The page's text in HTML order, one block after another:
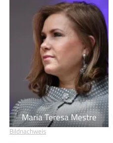
Maria Teresa Mestre
Bildnachweis